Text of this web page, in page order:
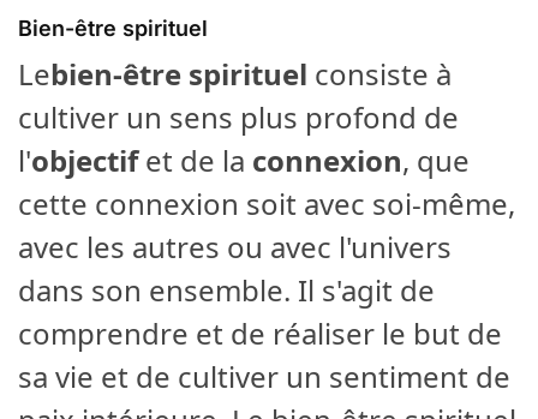
Bien-être spirituel
Lebien-être spirituel consiste à
cultiver un sens plus profond de
l'objectifet de la connexion, que
cette connexion soit avec soi-même,
avec les autres ou avec l'univers
dans son ensemble. Il s'agit de
comprendre et de réaliser le but de
sa vie et de cultiver un sentiment de